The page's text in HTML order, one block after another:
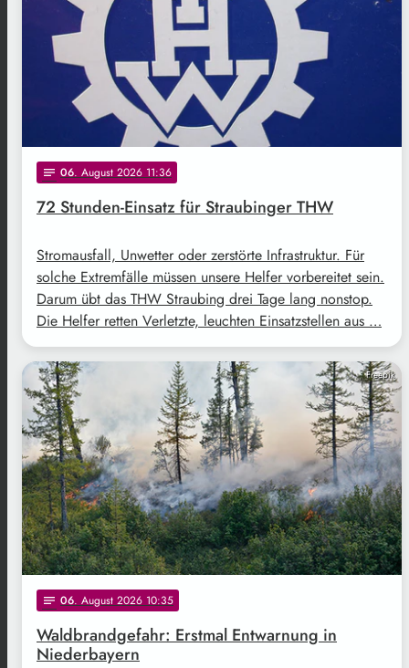
notes 06. August 2026 11:36
72 Stunden-Einsatz für Straubinger THW
Stromausfall, Unwetter oder zerstörte Infrastruktur. Für
solche Extremfälle müssen unsere Helfer vorbereitet sein.
Darum übt das THW Straubing drei Tage lang nonstop.
Die Helfer retten Verletzte, leuchten Einsatzstellen aus …
Freepik
notes 06. August 2026 10:35
Waldbrandgefahr: Erstmal Entwarnung in
Niederbayern